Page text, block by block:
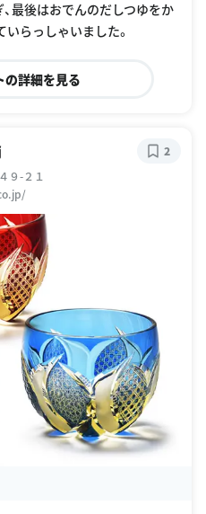
最後はおでんのだしつゆをか
いらっしゃいました。
の詳細を見る
９-２１
2